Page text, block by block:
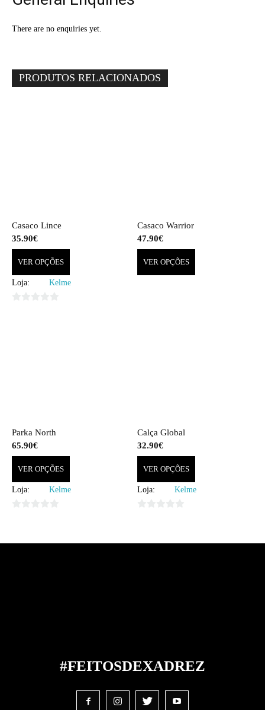
There are no enquiries yet.
PRODUTOS RELACIONADOS
Casaco Lince
35.90€
VER OPÇÕES
Loja: Kelme
Casaco Warrior
47.90€
VER OPÇÕES
Parka North
65.90€
VER OPÇÕES
Loja: Kelme
of
Calça Global
32.90€
VER OPÇÕES
Loja: Kelme
of
#FEITOSDEXADREZ